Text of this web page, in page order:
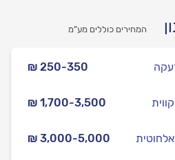
המחירים כוללים מע”מ
₪ 250-350
₪ 1,700-3,500
₪ 3,000-5,000